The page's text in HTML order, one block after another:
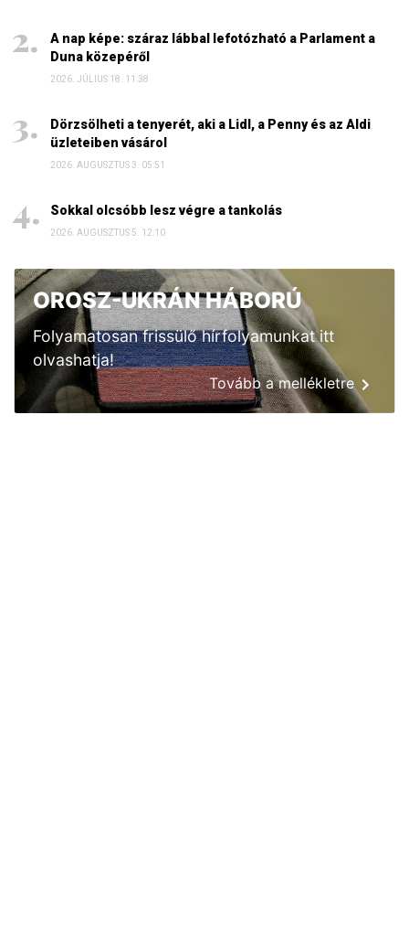
A nap képe: száraz lábbal lefotózható a Parlament a
Duna közepéről
2026. JÚLIUS 18. 11:38
Dörzsölheti a tenyerét, aki a Lidl, a Penny és az Aldi
üzleteiben vásárol
2026. AUGUSZTUS 3. 05:51
Sokkal olcsóbb lesz végre a tankolás
2026. AUGUSZTUS 5. 12:10
OROSZ-UKRÁN HÁBORÚ
Folyamatosan frissülő hírfolyamunkat itt
olvashatja!
Tovább a mellékletre